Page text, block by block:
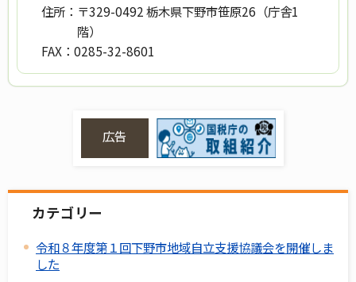
住所： 〒329-0492 栃木県下野市笹原26（庁舎1
階）
FAX： 0285-32-8601
広告
カテゴリー
令和８年度第１回下野市地域自立支援協議会を開催しま
した